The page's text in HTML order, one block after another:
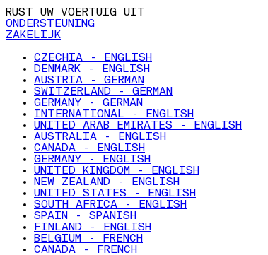
RUST UW VOERTUIG UIT
ONDERSTEUNING
ZAKELIJK
CZECHIA - ENGLISH
DENMARK - ENGLISH
AUSTRIA - GERMAN
SWITZERLAND - GERMAN
GERMANY - GERMAN
INTERNATIONAL - ENGLISH
UNITED ARAB EMIRATES - ENGLISH
AUSTRALIA - ENGLISH
CANADA - ENGLISH
GERMANY - ENGLISH
UNITED KINGDOM - ENGLISH
NEW ZEALAND - ENGLISH
UNITED STATES - ENGLISH
SOUTH AFRICA - ENGLISH
SPAIN - SPANISH
FINLAND - ENGLISH
BELGIUM - FRENCH
CANADA - FRENCH